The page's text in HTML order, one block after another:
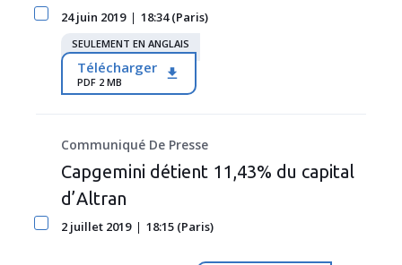
24 juin 2019 18:34 (Paris)
SEULEMENT EN ANGLAIS
Télécharger
PDF 2 MB
Communiqué De Presse
Capgemini détient 11,43% du capital
d’Altran
2 juillet 2019 18:15 (Paris)